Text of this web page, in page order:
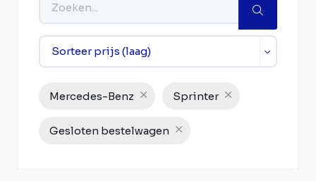
Mercedes-Benz Sprinter
Gesloten bestelwagen